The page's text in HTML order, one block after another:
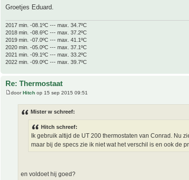
Groetjes Eduard.
2017 min. -08.1ºC --- max. 34.7ºC
2018 min. -08.6ºC --- max. 37.2ºC
2019 min. -07.0ºC --- max. 41.1ºC
2020 min. -05.0ºC --- max. 37.1ºC
2021 min. -09.1ºC --- max. 33.2ºC
2022 min. -09.0ºC --- max. 39.7ºC
Re: Thermostaat
doorHitch op 15 sep 2015 09:51
Mister w schreef:
Hitch schreef:
Ik gebruik altijd de UT 200 thermostaten van Conrad. Nu
maar bij de specs zie ik niet wat het verschil is en ook de
en voldoet hij goed?